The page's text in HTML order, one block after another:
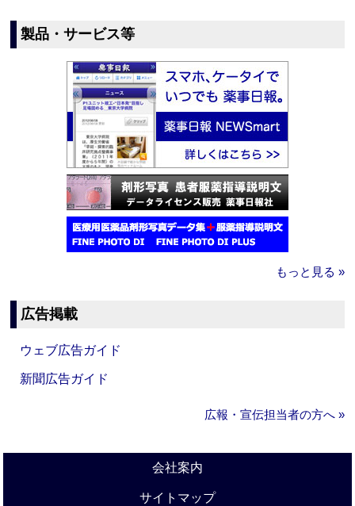
製品・サービス等
もっと見る »
広告掲載
ウェブ広告ガイド
新聞広告ガイド
広報・宣伝担当者の方へ »
会社案内
サイトマップ